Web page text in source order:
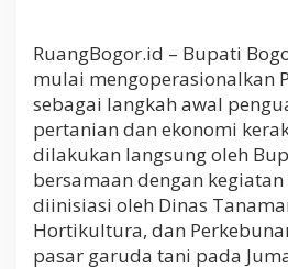
RuangBogor.id – Bupati
mulai mengoperasionalkan
sebagai langkah awal
pertanian dan ekonomi
dilakukan langsung oleh
bersamaan dengan
diinisiasi oleh Dinas
Hortikultura, dan
pasar garuda tani pada